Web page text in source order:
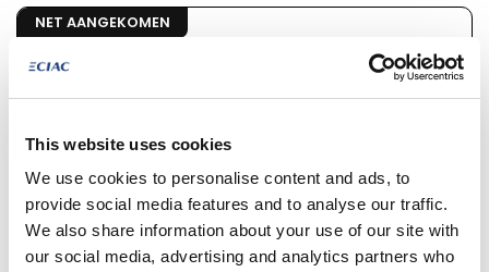
This website uses cookies
We use cookies to personalise content and ads, to
provide social media features and to analyse our traffic.
We also share information about your use of our site with
our social media, advertising and analytics partners who
NET AANGEKOMEN